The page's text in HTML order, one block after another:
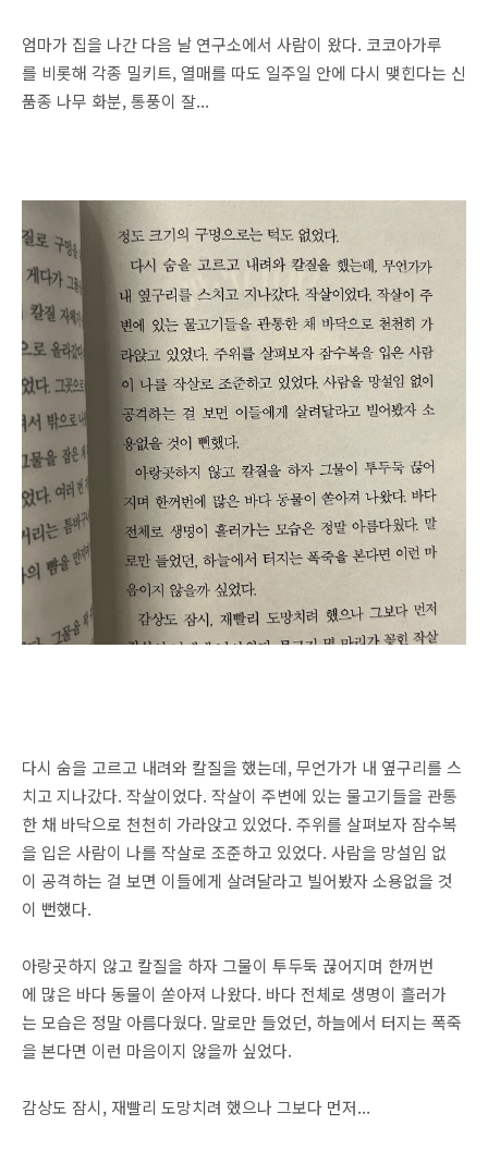
엄마가 집을 나간 다음 날 연구소에서 사람이 왔다. 코코아가루
를 비롯해 각종 밀키트, 열매를 따도 일주일 안에 다시 맺힌다는 신
품종 나무 화분, 통풍이 잘...
다시 숨을 고르고 내려와 칼질을 했는데, 무언가가 내 옆구리를 스
치고 지나갔다. 작살이었다. 작살이 주변에 있는 물고기들을 관통
한 채 바닥으로 천천히 가라앉고 있었다. 주위를 살펴보자 잠수복
을 입은 사람이 나를 작살로 조준하고 있었다. 사람을 망설임 없
이 공격하는 걸 보면 이들에게 살려달라고 빌어봤자 소용없을 것
이 뻔했다.
아랑곳하지 않고 칼질을 하자 그물이 투두둑 끊어지며 한꺼번
에 많은 바다 동물이 쏟아져 나왔다. 바다 전체로 생명이 흘러가
는 모습은 정말 아름다웠다. 말로만 들었던, 하늘에서 터지는 폭죽
을 본다면 이런 마음이지 않을까 싶었다.
감상도 잠시, 재빨리 도망치려 했으나 그보다 먼저...